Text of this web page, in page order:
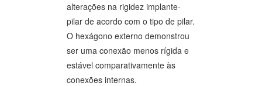
alterações na rigidez implante-
pilar de acordo com o tipo de pilar.
O hexágono externo demonstrou
ser uma conexão menos rígida e
estável comparativamente às
conexões internas.